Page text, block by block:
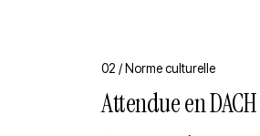
02 / Norme culturelle
Attendue en DACH